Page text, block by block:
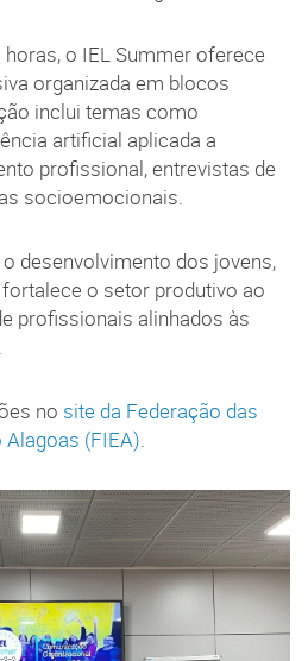
o IEL Summer oferece
organizada em blocos
inclui temas como
artificial aplicada a
profissional, entrevistas de
socioemocionais.
desenvolvimento dos jovens,
o setor produtivo ao
profissionais alinhados às
no site da Federação das
(FIEA).